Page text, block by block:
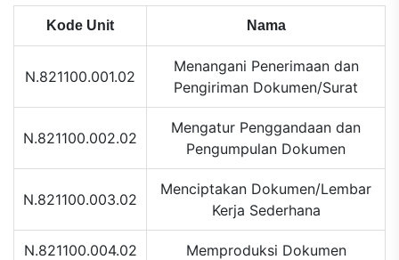
Kode Unit Nama
N.821100.001.02
Menangani Penerimaan dan
Pengiriman Dokumen/Surat
N.821100.002.02
Mengatur Penggandaan dan
Pengumpulan Dokumen
N.821100.003.02
Menciptakan Dokumen/Lembar
Kerja Sederhana
N.821100.004.02 Memproduksi Dokumen